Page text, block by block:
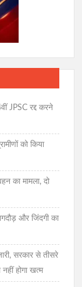
JPSC रद्द करने
को किया
का मामला, दो
और जिंदगी का
सरकार से तीसरे
होगा खत्म